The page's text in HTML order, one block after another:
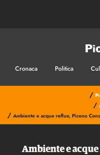
Cronaca Politica
/
/
/ Ambiente e acque reflue, Piceno Consind
Ambiente e